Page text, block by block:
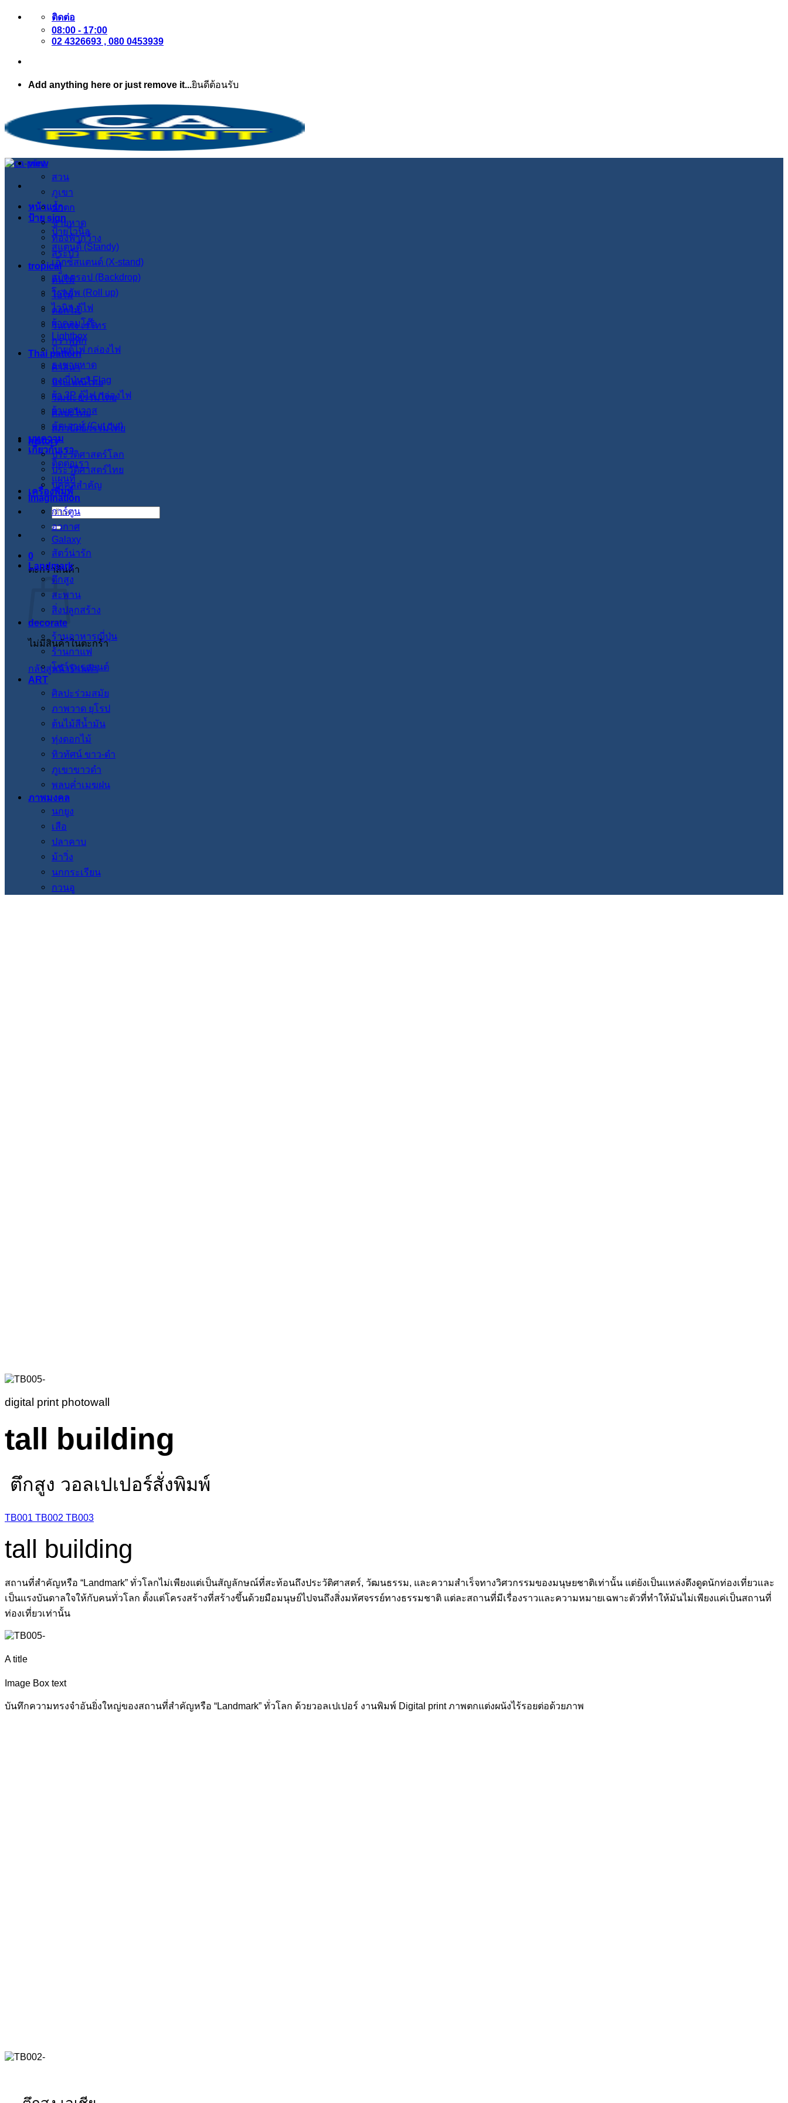
ข้าม
เนื้อหา
ติดต่อ
08:00 - 17:00
02 4326693 , 080 0453939
Add anything here or just remove it...ยินดีต้อนรับ
หน้าแรก
ป้าย sign
ป้ายไวนิล
สแตนดี้ (Standy)
เอ็กซ์สแตนด์ (X-stand)
แบ็คดรอป (Backdrop)
โรลอัพ (Roll up)
ไวนิล ตู้ไฟ
ผ้าคลุมโต๊ะ
Lightbox
ป้ายตู้ไฟ กล่องไฟ
ธงชายหาด
ธงญี่ปุ่น J-Flag
ผ้า 3P ตู้ไฟ กล่องไฟ
ผ้าแคนวาส
คัตเอาท์ (Cut out)
บทความ
เกี่ยวกับเรา
ติดต่อเรา
แผนที่
เครื่องพิมพ์
ค้นหา:
0
ตะกร้าสินค้า
ไม่มีสินค้าในตะกร้า
กลับสู่หน้าร้านค้า
view
สวน
ภูเขา
น้ำตก
ชายหาด
ท้องฟ้ากว้าง
สระบัว
tropical
ต้นไม้
ใบไม้
ดอกไม้
วินเทจ เรโทร
กราฟฟิก
Thai pattern
ศาสนา
ประเพณีไทย
วัฒนะธรรมไทย
ศิลปะไทย
สภาปัตย์กรรมไทย
history
ประวัติศาสตร์โลก
ประวัติศาสตร์ไทย
บุคคลสำคัญ
imagination
การ์ตูน
อวกาศ
Galaxy
สัตว์น่ารัก
Landmark
ตึกสูง
สะพาน
สิ่งปลูกสร้าง
decorate
ร้านอาหารญี่ปุ่น
ร้านกาแฟ
โชว์รูมรถยนต์
ART
ศิลปะร่วมสมัย
ภาพวาด ยุโรป
ต้นไม้สีน้ำมัน
ทุ่งดอกไม้
ทิวทัศน์ ขาว-ดำ
ภูเขาขาวดำ
พลบค่ำเมฆฝน
ภาพมงคล
นกยูง
เสือ
ปลาคาบ
ม้าวิ่ง
นกกระเรียน
กวนอู
digital print photowall
tall building
ตึกสูง วอลเปเปอร์สั่งพิมพ์
TB001 TB002 TB003
tall building
สถานที่สำคัญหรือ “Landmark” ทั่วโลกไม่เพียงแต่เป็นสัญลักษณ์ที่สะท้อนถึงประวัติศาสตร์, วัฒนธรรม, และความสำเร็จทางวิศวกรรมของมนุษยชาติเท่านั้น แต่ยังเป็นแหล่งดึงดูดนักท่องเที่ยวและ
เป็นแรงบันดาลใจให้กับคนทั่วโลก ตั้งแต่โครงสร้างที่สร้างขึ้นด้วยมือมนุษย์ไปจนถึงสิ่งมหัศจรรย์ทางธรรมชาติ แต่ละสถานที่มีเรื่องราวและความหมายเฉพาะตัวที่ทำให้มันไม่เพียงแค่เป็นสถานที่
ท่องเที่ยวเท่านั้น
A title
Image Box text
บันทึกความทรงจำอันยิ่งใหญ่ของสถานที่สำคัญหรือ “Landmark” ทั่วโลก ด้วยวอลเปเปอร์ งานพิมพ์ Digital print ภาพตกแต่งผนังไร้รอยต่อด้วยภาพ